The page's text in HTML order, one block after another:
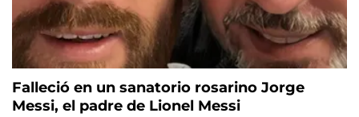
Falleció en un sanatorio rosarino Jorge
Messi, el padre de Lionel Messi